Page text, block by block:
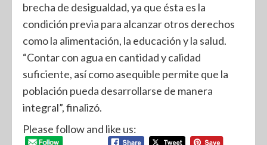
brecha de desigualdad, ya que ésta es la
condición previa para alcanzar otros derechos
como la alimentación, la educación y la salud.
“Contar con agua en cantidad y calidad
suficiente, así como asequible permite que la
población pueda desarrollarse de manera
integral”, finalizó.
Please follow and like us: